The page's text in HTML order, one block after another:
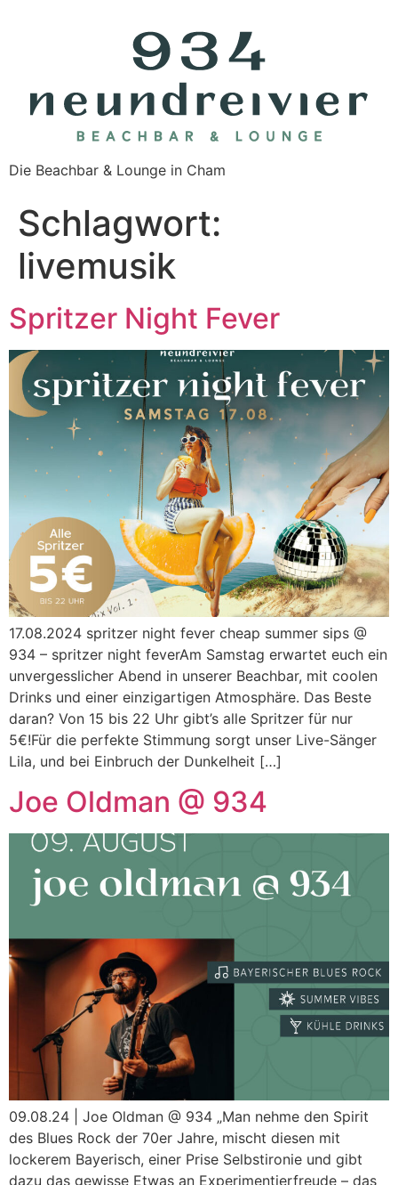
Die Beachbar & Lounge in Cham
Schlagwort:
livemusik
Spritzer Night Fever
17.08.2024 spritzer night fever cheap summer sips @
934 – spritzer night feverAm Samstag erwartet euch ein
unvergesslicher Abend in unserer Beachbar, mit coolen
Drinks und einer einzigartigen Atmosphäre. Das Beste
daran? Von 15 bis 22 Uhr gibt’s alle Spritzer für nur
5€!Für die perfekte Stimmung sorgt unser Live-Sänger
Lila, und bei Einbruch der Dunkelheit […]
Joe Oldman @ 934
09.08.24 | Joe Oldman @ 934 „Man nehme den Spirit
des Blues Rock der 70er Jahre, mischt diesen mit
lockerem Bayerisch, einer Prise Selbstironie und gibt
dazu das gewisse Etwas an Experimentierfreude – das